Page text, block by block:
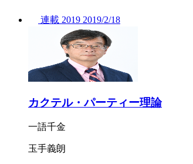
連載 2019 2019/2/18
カクテル・パーティー理論
一語千金
玉手義朗